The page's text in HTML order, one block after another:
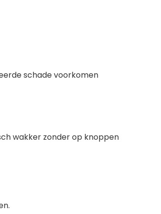
schade voorkomen
wakker zonder op knoppen